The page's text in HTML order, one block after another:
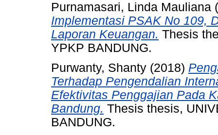
Purnamasari, Linda Mauliana
Implementasi PSAK No 109,
Laporan Keuangan. Thesis
YPKP BANDUNG.
Purwanty, Shanty (2018)
Terhadap Pengendalian
Efektivitas Penggajian Pada
Bandung. Thesis thesis,
BANDUNG.